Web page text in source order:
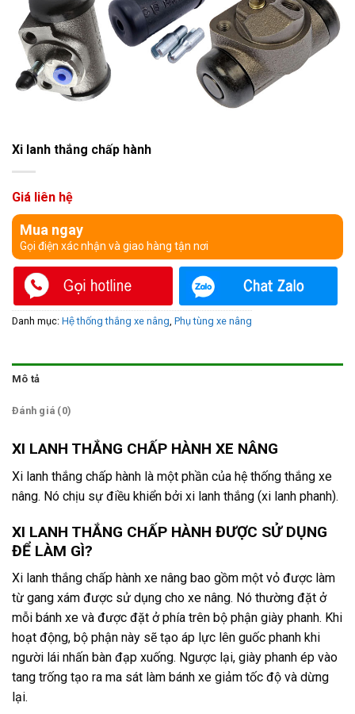
Xi lanh thắng chấp hành
Giá liên hệ
Mua ngay
Gọi điện xác nhận và giao hàng tận nơi
Danh mục: Hệ thống thắng xe nâng, Phụ tùng xe nâng
Mô tả
Đánh giá (0)
XI LANH THẮNG CHẤP HÀNH XE NÂNG
Xi lanh thắng chấp hành là một phần của hệ thống thắng xe
nâng. Nó chịu sự điều khiển bởi xi lanh thắng (xi lanh phanh).
XI LANH THẮNG CHẤP HÀNH ĐƯỢC SỬ DỤNG
ĐỂ LÀM GÌ?
Xi lanh thắng chấp hành xe nâng bao gồm một vỏ được làm
từ gang xám được sử dụng cho xe nâng. Nó thường đặt ở
mỗi bánh xe và được đặt ở phía trên bộ phận giày phanh. Khi
hoạt động, bộ phận này sẽ tạo áp lực lên guốc phanh khi
người lái nhấn bàn đạp xuống. Ngược lại, giày phanh ép vào
tang trống tạo ra ma sát làm bánh xe giảm tốc độ và dừng
lại.